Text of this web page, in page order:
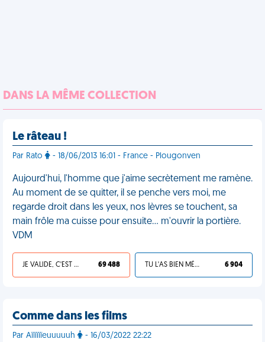
DANS LA MÊME COLLECTION
Le râteau !
Par Rato - 18/06/2013 16:01 - France - Plougonven
Aujourd'hui, l'homme que j'aime secrètement me ramène.
Au moment de se quitter, il se penche vers moi, me
regarde droit dans les yeux, nos lèvres se touchent, sa
main frôle ma cuisse pour ensuite… m'ouvrir la portière.
VDM
JE VALIDE, C'EST UNE VDM 69 488 TU L'AS BIEN MÉRITÉ 6 904
Comme dans les films
Par Aïïïïïïeuuuuuh - 16/03/2022 22:22